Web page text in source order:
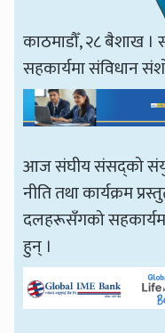
काठमाडौँ, २८ बैशाख
सहकार्यमा संविधान
आज संघीय संसद्को
नीति तथा कार्यक्रम
दलहरूसँगको
हुन् ।